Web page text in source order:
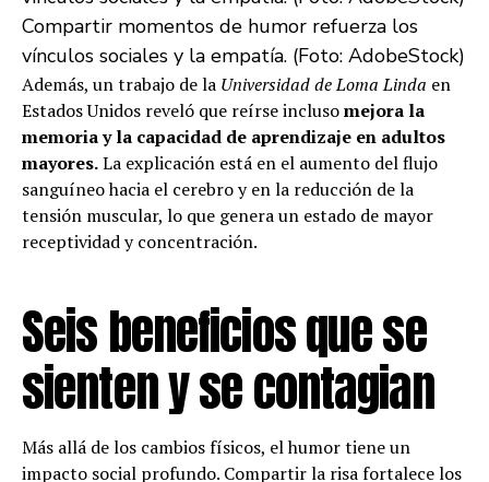
Compartir momentos de humor refuerza los
vínculos sociales y la empatía. (Foto: AdobeStock)
Además, un trabajo de la Universidad de Loma Linda en
Estados Unidos reveló que reírse inclusomejora la
memoria y la capacidad de aprendizaje en adultos
mayores.La explicación está en el aumento del flujo
sanguíneo hacia el cerebro y en la reducción de la
tensión muscular, lo que genera un estado de mayor
receptividad y concentración.
Seis beneficios que se
sienten y se contagian
Más allá de los cambios físicos, el humor tiene un
impacto social profundo. Compartir la risa fortalece los